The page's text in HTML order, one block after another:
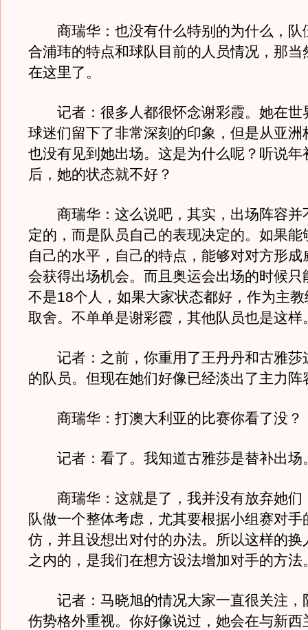
商瑞华：也没有什么特别的为什么，队
合浦玮的特点和球队目前的人员情况，那当
在这里了。
记者：很多人都很怀念谢彩霞。她在世
球迷们留下了非常深刻的印象，但是从亚洲
也没有见到她出场。这是为什么呢？听说年
后，她的状态就不好？
商瑞华：这么说吧，其实，出场阵容并
定的，而是队员自己的表现决定的。如果能
自己的水平，自己的特点，能够对对方形成
会获得出场机会。而且奥运会出场的时候只
不是18个人，如果大家状态都好，作为主
取舍。不单单是谢彩霞，其他队员也是这样
记者：之前，你重用了王丹丹和古雅莎
的队员。但现在她们好像已经淡出了主力阵
商瑞华：打澳大利亚的比赛你看了没？
记者：看了。我知道古雅莎是替补出场
商瑞华：这就是了，我并没有放弃她们
队做一个整体考虑，尤其要根据小组赛对手
仿，并且设想出对付的办法。所以这样的换
之内的，是我们在想方设法增加对手的方法
记者：马晓旭的情况大家一直很关注，
伤势格外重视。你好像说过，她会在与新西